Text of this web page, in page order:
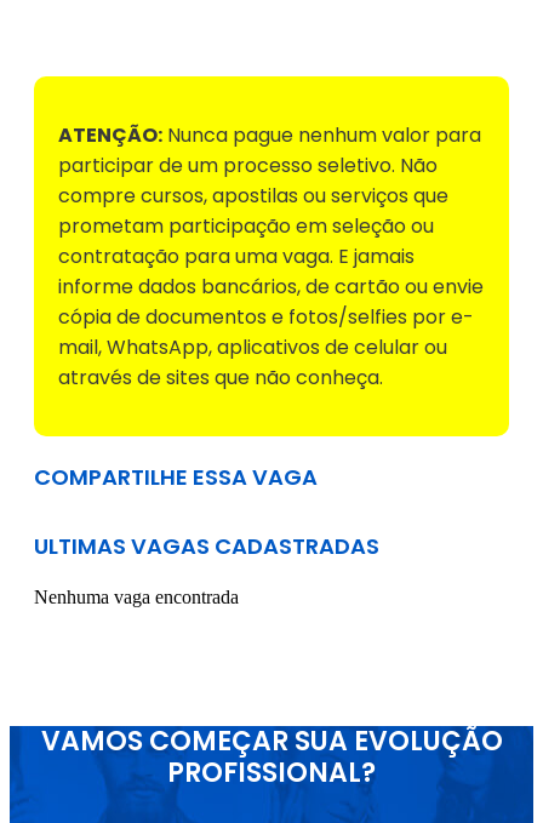
ATENÇÃO: Nunca pague nenhum valor para
participar de um processo seletivo. Não
compre cursos, apostilas ou serviços que
prometam participação em seleção ou
contratação para uma vaga. E jamais
informe dados bancários, de cartão ou envie
cópia de documentos e fotos/selfies por e-
mail, WhatsApp, aplicativos de celular ou
através de sites que não conheça.
COMPARTILHE ESSA VAGA
ULTIMAS VAGAS CADASTRADAS
Nenhuma vaga encontrada
VAMOS COMEÇAR SUA EVOLUÇÃO
PROFISSIONAL?